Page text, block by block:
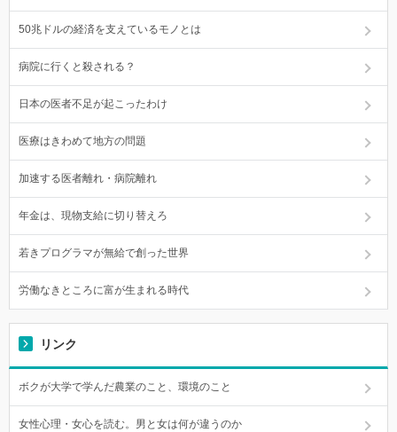
50兆ドルの経済を支えているモノとは
病院に行くと殺される？
日本の医者不足が起こったわけ
医療はきわめて地方の問題
加速する医者離れ・病院離れ
年金は、現物支給に切り替えろ
若きプログラマが無給で創った世界
労働なきところに富が生まれる時代
リンク
ボクが大学で学んだ農業のこと、環境のこと
女性心理・女心を読む。男と女は何が違うのか